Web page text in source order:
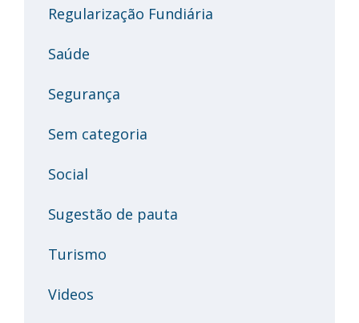
Regularização Fundiária
Saúde
Segurança
Sem categoria
Social
Sugestão de pauta
Turismo
Videos